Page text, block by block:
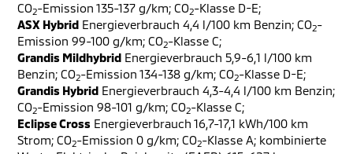
CO2-Emission 135-137 g/km; CO2-Klasse D-E;
ASX Hybrid Energieverbrauch 4,4 l/100 km Benzin; CO2-
Emission 99-100 g/km; CO2-Klasse C;
Grandis Mildhybrid Energieverbrauch 5,9-6,1 l/100 km
Benzin; CO2-Emission 134-138 g/km; CO2-Klasse D-E;
Grandis Hybrid Energieverbrauch 4,3-4,4 l/100 km Benzin;
CO2-Emission 98-101 g/km; CO2-Klasse C;
Eclipse Cross Energieverbrauch 16,7-17,1 kWh/100 km
Strom; CO2-Emission 0 g/km; CO2-Klasse A; kombinierte